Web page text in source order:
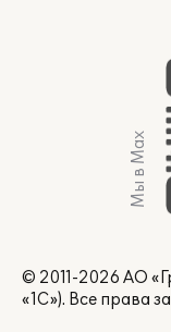
Мы в Max
© 2011-2026 АО
«1С»). Все права